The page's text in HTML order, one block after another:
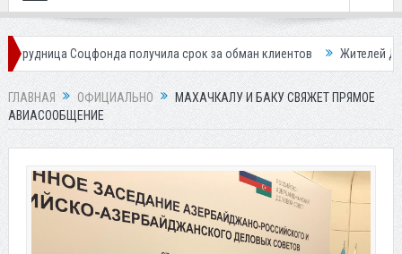
получила срок за обман клиентов Жителей Дагестана
ГЛАВНАЯ ОФИЦИАЛЬНО
МАХАЧКАЛУ И БАКУ СВЯЖЕТ ПРЯМОЕ
АВИАСООБЩЕНИЕ